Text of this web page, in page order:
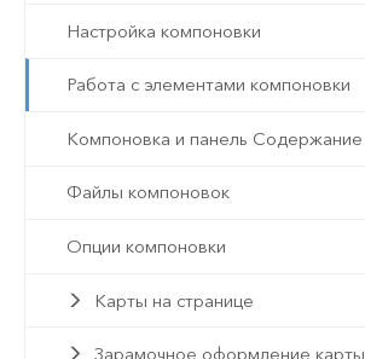
Настройка компоновки
Работа с элементами компоновки
Компоновка и панель Содержание
Файлы компоновок
Опции компоновки
Карты на странице
Зарамочное оформление карты